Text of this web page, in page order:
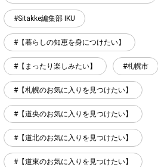
Sitakke編集部 IKU
【暮らしの知恵を身につけたい】
【まったり楽しみたい】 札幌市
【札幌のお気に入りを見つけたい】
【道央のお気に入りを見つけたい】
【道北のお気に入りを見つけたい】
【道東のお気に入りを見つけたい】